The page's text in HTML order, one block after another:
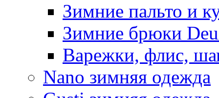
Зимние пальто и
Зимние брюки
Варежки, флис,
Nano зимняя одежда